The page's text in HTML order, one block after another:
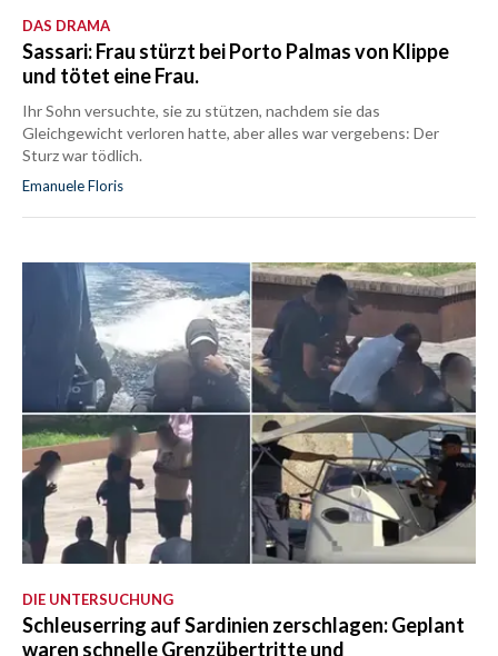
DAS DRAMA
Sassari: Frau stürzt bei Porto Palmas von Klippe
und tötet eine Frau.
Ihr Sohn versuchte, sie zu stützen, nachdem sie das
Gleichgewicht verloren hatte, aber alles war vergebens: Der
Sturz war tödlich.
Emanuele Floris
DIE UNTERSUCHUNG
Schleuserring auf Sardinien zerschlagen: Geplant
waren schnelle Grenzübertritte und